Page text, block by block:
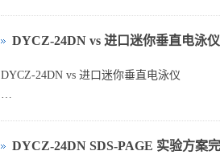
DYCZ‑24DN vs 进口迷你垂直电泳仪
DYCZ‑24DN vs 进口迷你垂直电泳仪
很多实验室纠结：
DYCZ‑24DN SDS‑PAGE 实验方案